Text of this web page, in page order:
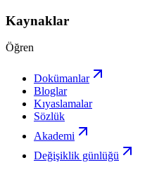
Kaynaklar
Öğren
Dokümanlar
Bloglar
Kıyaslamalar
Sözlük
Akademi
Değişiklik günlüğü